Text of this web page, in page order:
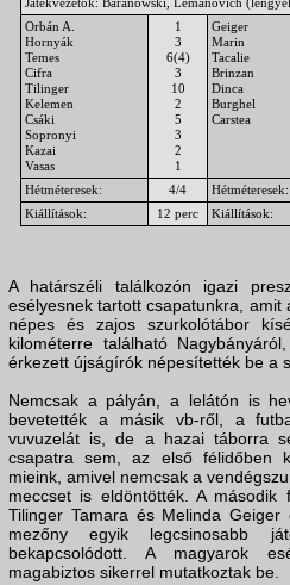
Orbán A.
Hornyák
Temes
Cifra
Tilinger
Kelemen
Csáki
Sopronyi
Kazai
Vasas
1
3
6(4)
3
10
2
5
3
2
1
Geiger
Marin
Tacalie
Brinzan
Dinca
Burghel
Carstea
Hétméteresek: 4/4 Hétméteresek:
Kiállítások:
12 perc Kiállítások:
A határszéli találkozón igazi
esélyesnek tartott csapatunkra,
népes és zajos szurkolótábor
kilométerre található
érkezett újságírók népesítették be a
Nemcsak a pályán, a lelátón is
bevetették a másik vb-ről, a
vuvuzelát is, de a hazai táborra
csapatra sem, az első félidőben
mieink, amivel nemcsak a
meccset is eldöntötték. A második
Tilinger Tamara és Melinda
mezőny egyik legcsinosabb
bekapcsolódott. A magyarok
magabiztos sikerrel mutatkoztak be.